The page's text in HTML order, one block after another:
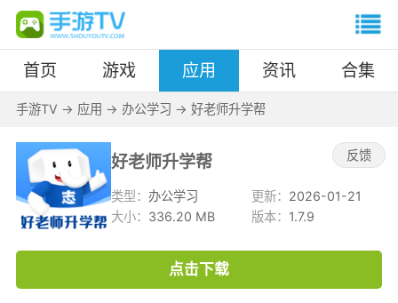
首页 游戏 应用 资讯 合集
手游TV -> 应用 -> 办公学习 -> 好老师升学帮
好老师升学帮 反馈
类型：办公学习 更新： 2026-01-21
大小： 336.20 MB 版本： 1.7.9
点击下载